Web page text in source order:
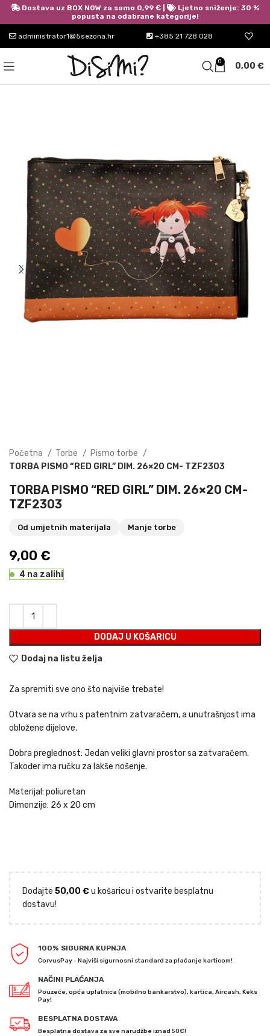
administrator1@5sezona.hr +385 21 728 028
0 0,00 €
Početna Torbe
Pismo torbe
TORBA PISMO “RED GIRL” DIM. 26×20 CM- TZF2303
TORBA PISMO “RED GIRL” DIM. 26×20 CM-
TZF2303
Od umjetnih materijala Manje torbe
9,00 €
4 na zalihi
DODAJ U KOŠARICU
Dodaj na listu želja
Za spremiti sve ono što najviše trebate!
Otvara se na vrhu s patentnim zatvaračem, a unutrašnjost ima
obložene dijelove.
Dobra preglednost: Jedan veliki glavni prostor sa zatvaračem.
Također ima ručku za lakše nošenje.
Materijal: poliuretan
Dimenzije: 26 x 20 cm
Dodajte 50,00 € u košaricu i ostvarite besplatnu
dostavu!
100% SIGURNA KUPNJA
CorvusPay - Najviši sigurnosni standard za plaćanje karticom!
NAČINI PLAĆANJA
Pouzeće, opća uplatnica (mobilno bankarstvo), kartica, Aircash, Keks
Pay!
BESPLATNA DOSTAVA
Besplatna dostava za sve narudžbe iznad 50€!
Dostava uz BOX NOW za samo 0,99 € |
Ljetno sniženje: 30 %
popusta na odabrane kategorije!